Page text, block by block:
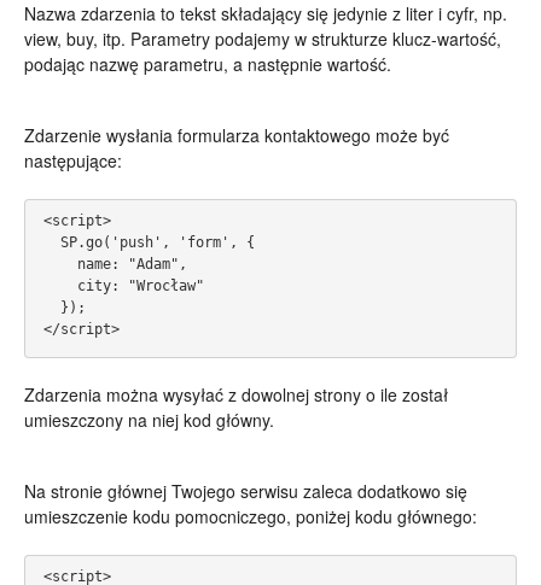
Nazwa zdarzenia to tekst składający się jedynie z liter i cyfr, np.
view, buy, itp. Parametry podajemy w strukturze klucz-wartość,
podając nazwę parametru, a następnie wartość.
Zdarzenie wysłania formularza kontaktowego może być
następujące:
<script>
  SP.go('push', 'form', {
    name: "Adam",
    city: "Wrocław"
  });
</script>
Zdarzenia można wysyłać z dowolnej strony o ile został
umieszczony na niej kod główny.
Na stronie głównej Twojego serwisu zaleca dodatkowo się
umieszczenie kodu pomocniczego, poniżej kodu głównego:
<script>